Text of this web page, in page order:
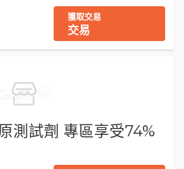
獲取交易
交易
測試劑 專區享受74%